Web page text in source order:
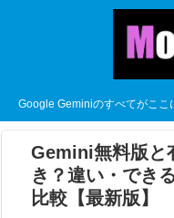
Google Geminiのすべてがここ
Gemini無料版と
き？違い・でき
比較【最新版】